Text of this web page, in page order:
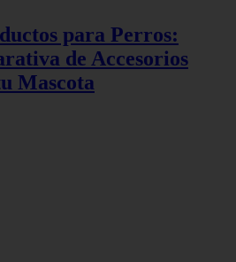
para Perros:
de Accesorios
Mascota